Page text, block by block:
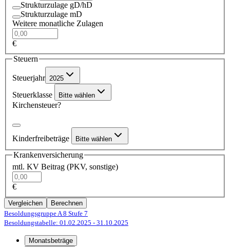
Strukturzulage gD/hD
Strukturzulage mD
Weitere monatliche Zulagen
€
Steuern
Steuerjahr 2025
Steuerklasse Bitte wählen
Kirchensteuer?
Kinderfreibeträge Bitte wählen
Krankenversicherung
mtl. KV Beitrag (PKV, sonstige)
€
Vergleichen
Berechnen
Besoldungsgruppe A 8 Stufe 7
Besoldungstabelle: 01.02.2025 - 31.10.2025
Monatsbeträge